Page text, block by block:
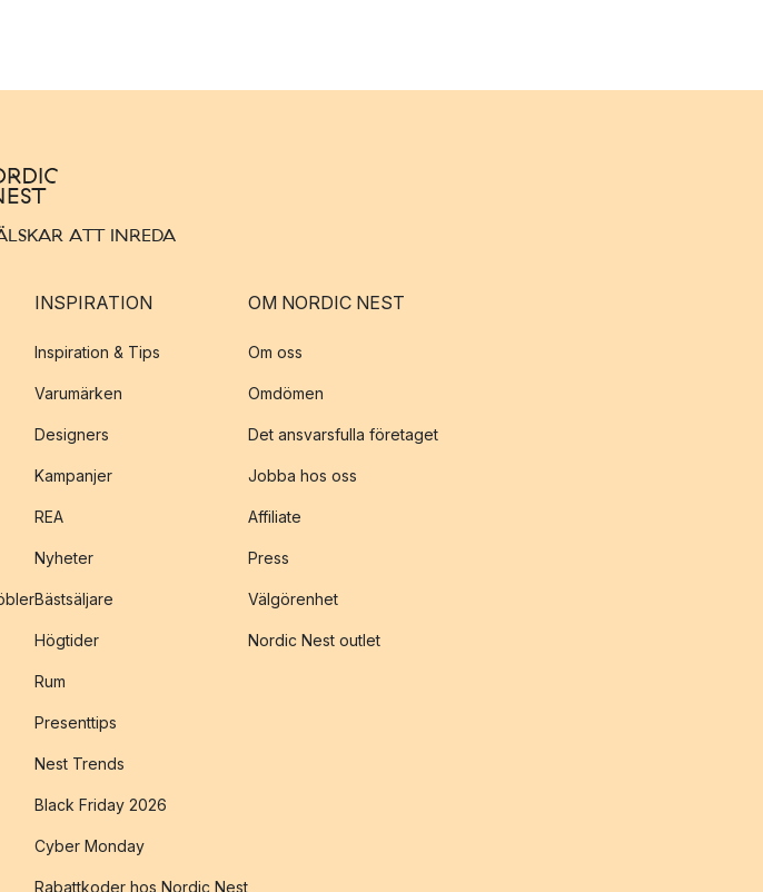
ATT INREDA
INSPIRATION
Inspiration & Tips
Varumärken
Designers
Kampanjer
REA
Nyheter
Bästsäljare
Högtider
Rum
Presenttips
Nest Trends
Black Friday 2026
Cyber Monday
Rabattkoder hos Nordic Nest
OM NORDIC NEST
Om oss
Omdömen
Det ansvarsfulla företaget
Jobba hos oss
Affiliate
Press
Välgörenhet
Nordic Nest outlet